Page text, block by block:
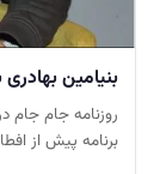
بنیامین
روزنامه جام جام
برنامه پیش از